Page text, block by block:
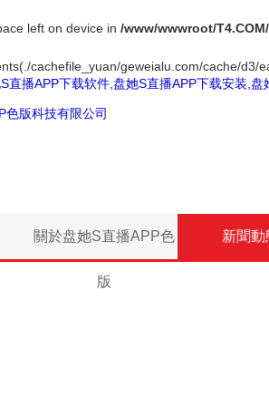
left on device in /www/wwwroot/
cachefile_yuan/geweialu.com/cache/
直播APP下载软件,盘她S直播APP下载安装,盘
關於盘她S直播APP色
版
新聞動